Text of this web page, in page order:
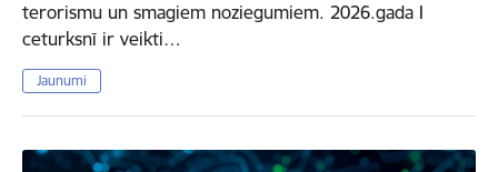
terorismu un smagiem noziegumiem. 2026.gada I
ceturksnī ir veikti…
Jaunumi